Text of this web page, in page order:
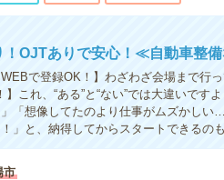
！OJTありで安心！≪自動車整
WEBで登録OK！】わざわざ会場まで
これ、“ある”と“ない”では大違いです
「想像してたのより仕事がムズかしい
」と、納得してからスタートできるの
市